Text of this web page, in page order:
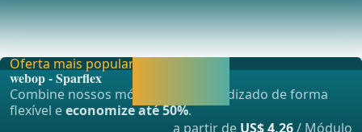
Um Estudo Prospectivo, Multicêntrico, Não Cego, Não
Randomizado do RelayPro Thoracic Stent-Graft em
Oferta mais popular
webop - Sparflex
Combine nossos módulos de aprendizado de forma
flexível eeconomize até 50%.
a partir de US$ 4,26/ Módulo